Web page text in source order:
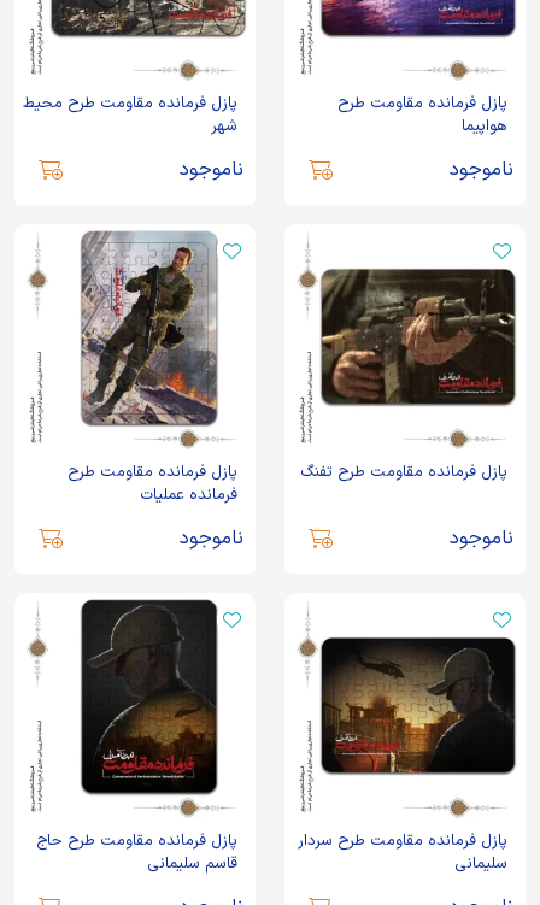
پازل فرمانده مقاومت طرح
هواپیما
ناموجود
پازل فرمانده مقاومت طرح محیط
شهر
ناموجود
پازل فرمانده مقاومت طرح تفنگ
ناموجود
پازل فرمانده مقاومت طرح
فرمانده عملیات
ناموجود
پازل فرمانده مقاومت طرح سردار
سلیمانی
پازل فرمانده مقاومت طرح حاج
قاسم سلیمانی